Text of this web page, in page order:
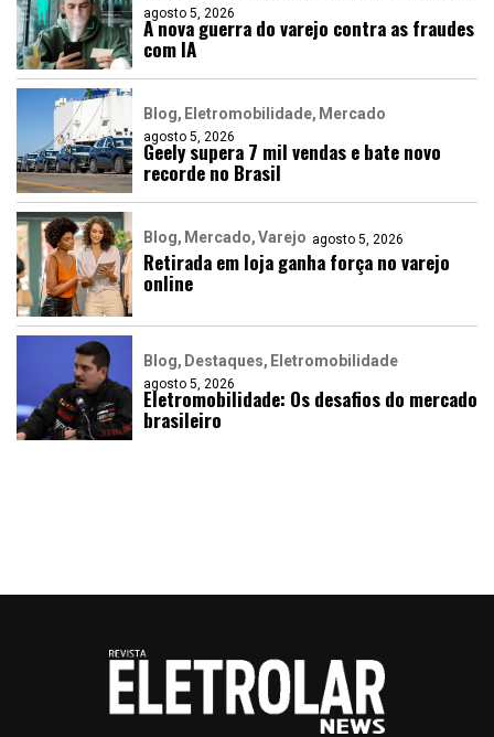
agosto 5, 2026
A nova guerra do varejo contra as fraudes
com IA
Blog Eletromobilidade Mercado
agosto 5, 2026
Geely supera 7 mil vendas e bate novo
recorde no Brasil
Blog Mercado Varejo agosto 5, 2026
Retirada em loja ganha força no varejo
online
Blog Destaques Eletromobilidade
agosto 5, 2026
Eletromobilidade: Os desafios do mercado
brasileiro